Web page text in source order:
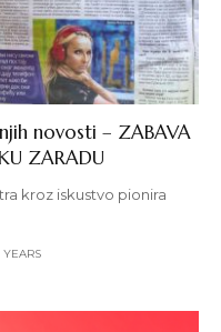
novosti – ZABAVA
ZARADU
kroz iskustvo pionira